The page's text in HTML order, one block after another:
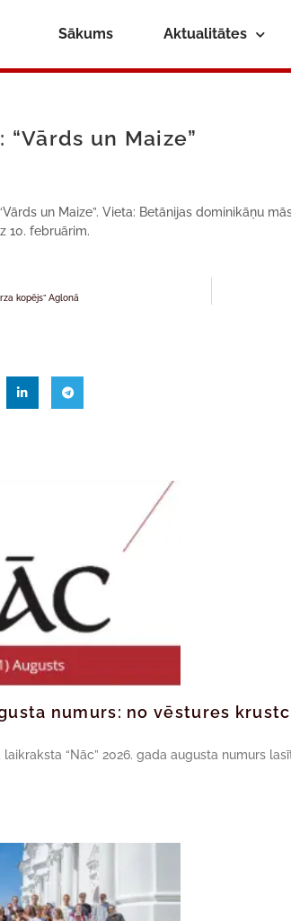
Sākums Aktualitātes
un Maize”
un Maize”. Vieta: Betānijas dominikāņu
10. februārim.
kopējs” Aglonā
numurs: no vēstures
“Nāc” 2026. gada augusta numurs